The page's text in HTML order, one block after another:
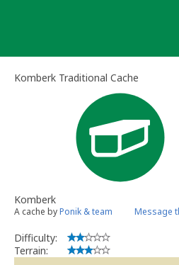
Komberk Traditional Cache
Komberk
A cache byPonik & team Message
Difficulty:
Terrain: